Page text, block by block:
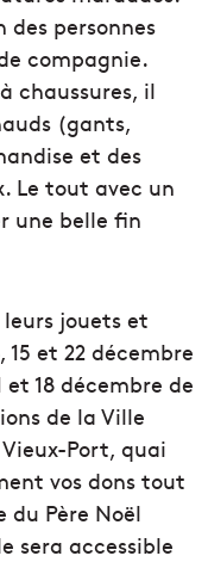
personnes
compagnie.
chaussures, il
(gants,
et des
Le tout avec un
une belle fin
jouets et
et 22 décembre
et 18 décembre de
de la Ville
Port, quai
vos dons tout
du Père Noël
sera accessible